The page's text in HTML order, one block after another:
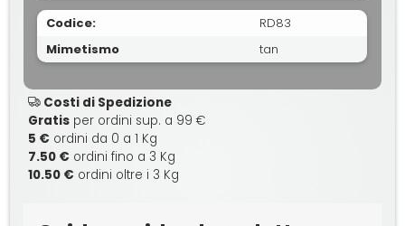
Codice:
RD83
Mimetismo
tan
Costi di Spedizione
Gratis per ordini sup. a 99 €
5 € ordini da 0 a 1 Kg
7.50 € ordini fino a 3 Kg
10.50 € ordini oltre i 3 Kg